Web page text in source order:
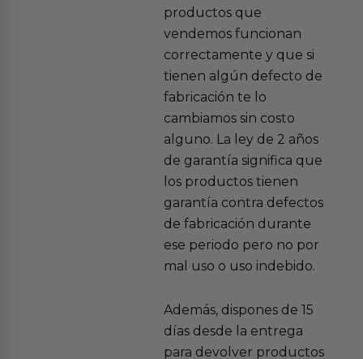
productos que
vendemos funcionan
correctamente y que si
tienen algún defecto de
fabricación te lo
cambiamos sin costo
alguno. La ley de 2 años
de garantía significa que
los productos tienen
garantía contra defectos
de fabricación durante
ese periodo pero no por
mal uso o uso indebido.
Además, dispones de 15
días desde la entrega
para devolver productos